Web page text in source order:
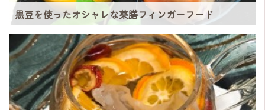
黒豆を使ったオシャレな薬膳フィンガーフード